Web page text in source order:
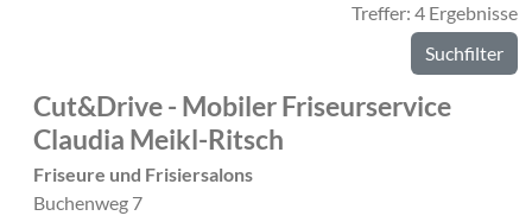
Treffer: 4 Ergebnisse
Suchfilter
Cut&Drive - Mobiler Friseurservice
Claudia Meikl-Ritsch
Friseure und Frisiersalons
Buchenweg 7